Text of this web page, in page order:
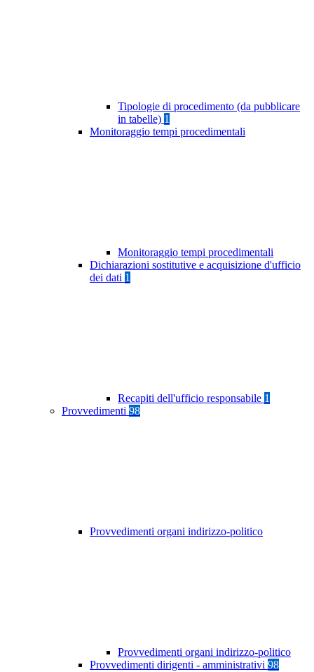
Tipologie di procedimento (da pubblicare
in tabelle) 1
Monitoraggio tempi procedimentali
Monitoraggio tempi procedimentali
Dichiarazioni sostitutive e acquisizione d'ufficio
dei dati 1
Recapiti dell'ufficio responsabile 1
Provvedimenti 98
Provvedimenti organi indirizzo-politico
Provvedimenti organi indirizzo-politico
Provvedimenti dirigenti - amministrativi 98